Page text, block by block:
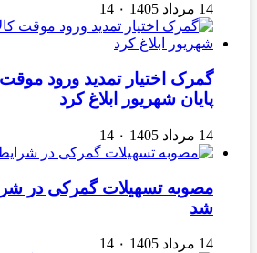
14 مرداد 1405 ۰ 14
گمرک اختیار تمدید ورود موقت
پایان شهریور ابلاغ کرد
14 مرداد 1405 ۰ 14
مصوبه تسهیلات گمرکی در
شد
14 مرداد 1405 ۰ 14